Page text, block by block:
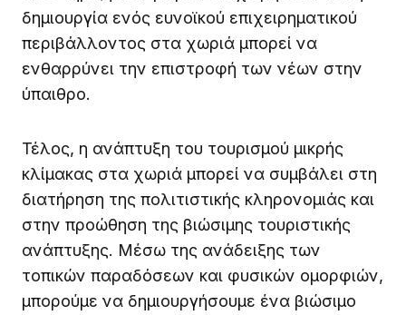
δημιουργία ενός ευνοϊκού επιχειρηματικού
περιβάλλοντος στα χωριά μπορεί να
ενθαρρύνει την επιστροφή των νέων στην
ύπαιθρο.
Τέλος, η ανάπτυξη του τουρισμού μικρής
κλίμακας στα χωριά μπορεί να συμβάλει στη
διατήρηση της πολιτιστικής κληρονομιάς και
στην προώθηση της βιώσιμης τουριστικής
ανάπτυξης. Μέσω της ανάδειξης των
τοπικών παραδόσεων και φυσικών ομορφιών,
μπορούμε να δημιουργήσουμε ένα βιώσιμο